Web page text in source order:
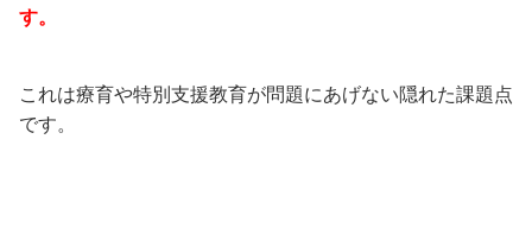
す。
これは療育や特別支援教育が問題にあげない隠れた課題点
です。